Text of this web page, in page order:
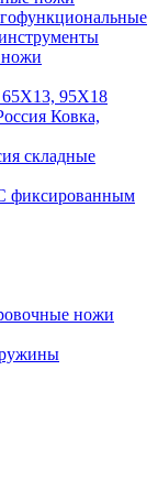
65Х13, 95Х18
Ковка,
складные
фиксированным
ножи